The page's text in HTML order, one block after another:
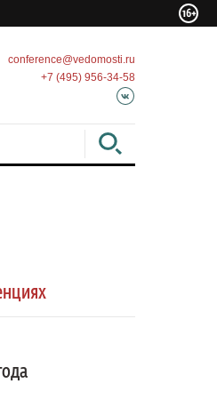
conference@vedomosti.ru
+7 (495) 956-34-58